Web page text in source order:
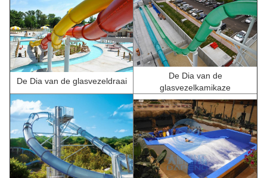
De Dia van de glasvezeldraai
De Dia van de
glasvezelkamikaze